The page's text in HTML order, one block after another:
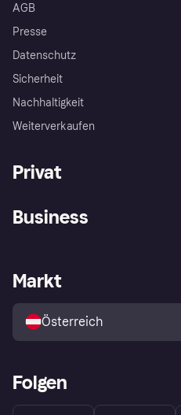
AGB
Presse
Datenschutz
Sicherheit
Nachhaltigkeit
Weiterverkaufen
Privat
Shops entdecken
Business
Händlerportal
Markt
Österreich
Folgen